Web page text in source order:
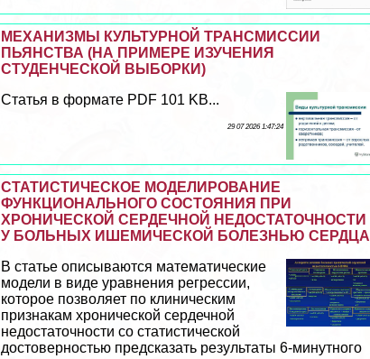
МЕХАНИЗМЫ КУЛЬТУРНОЙ ТРАНСМИССИИ
ПЬЯНСТВА (НА ПРИМЕРЕ ИЗУЧЕНИЯ
СТУДЕНЧЕСКОЙ ВЫБОРКИ)
Статья в формате PDF 101 KB...
29 07 2026 1:47:24
СТАТИСТИЧЕСКОЕ МОДЕЛИРОВАНИЕ
ФУНКЦИОНАЛЬНОГО СОСТОЯНИЯ ПРИ
ХРОНИЧЕСКОЙ СЕРДЕЧНОЙ НЕДОСТАТОЧНОСТИ
У БОЛЬНЫХ ИШЕМИЧЕСКОЙ БОЛЕЗНЬЮ СЕРДЦА
В статье описываются математические
модели в виде уравнения регрессии,
которое позволяет по клиническим
признакам хронической сердечной
недостаточности со статистической
достоверностью предсказать результаты 6-минутного